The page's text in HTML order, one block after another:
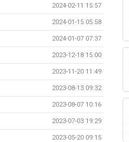
2024-02-11 15:57
2024-01-15 05:58
2024-01-07 07:37
2023-12-18 15:00
2023-11-20 11:49
2023-08-13 09:32
2023-08-07 10:16
2023-07-03 19:29
2023-05-20 09:15